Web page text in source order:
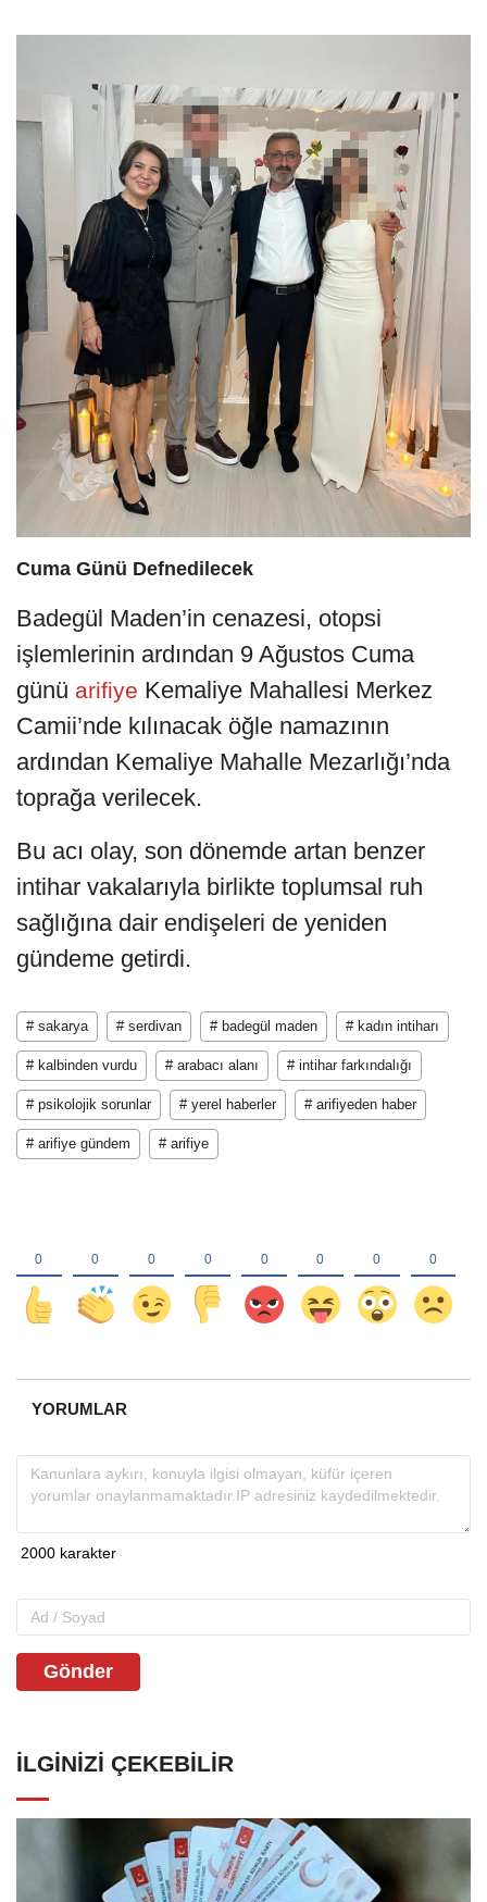
Cuma Günü Defnedilecek
Badegül Maden’in cenazesi, otopsi
işlemlerinin ardından 9 Ağustos Cuma
günü arifiye Kemaliye Mahallesi Merkez
Camii’nde kılınacak öğle namazının
ardından Kemaliye Mahalle Mezarlığı’nda
toprağa verilecek.
Bu acı olay, son dönemde artan benzer
intihar vakalarıyla birlikte toplumsal ruh
sağlığına dair endişeleri de yeniden
gündeme getirdi.
# sakarya # serdivan # badegül maden # kadın intiharı
# kalbinden vurdu # arabacı alanı # intihar farkındalığı
# psikolojik sorunlar # yerel haberler # arifiyeden haber
# arifiye gündem # arifiye
YORUMLAR
Gönder
İLGINIZI ÇEKEBILIR